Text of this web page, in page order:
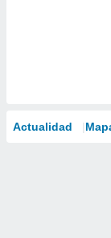
Actualidad